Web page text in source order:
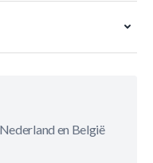
en België